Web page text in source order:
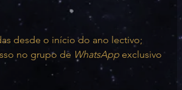
desde o início do ano lectivo;
no grupo de WhatsApp exclusivo